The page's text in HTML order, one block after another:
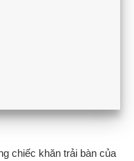
chiếc khăn trải bàn của